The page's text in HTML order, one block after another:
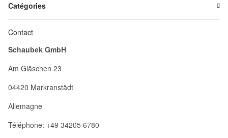
Catégories
Contact
Schaubek GmbH
Am Gläschen 23
04420 Markranstädt
Allemagne
Téléphone: +49 34205 6780